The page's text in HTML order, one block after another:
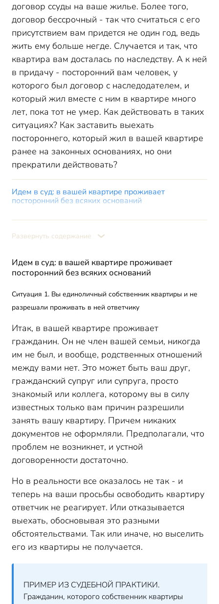
договор ссуды на ваше жилье. Более того,
договор бессрочный - так что считаться с его
присутствием вам придется не один год, ведь
жить ему больше негде. Случается и так, что
квартира вам досталась по наследству. А к ней
в придачу - посторонний вам человек, у
которого был договор с наследодателем, и
который жил вместе с ним в квартире много
лет, пока тот не умер. Как действовать в таких
ситуациях? Как заставить выехать
постороннего, который жил в вашей квартире
ранее на законных основаниях, но они
прекратили действовать?
Идем в суд: в вашей квартире проживает
посторонний без всяких оснований
разрешали проживать в ней ответчику
Ситуация 2. Вы долевой собственник квартиры и не
Идем в суд: в вашей квартире проживает
посторонний по договору, который вы расторгли или
срок которого истек
Ситуация 1. Договор, по которому у вас в квартире
живет ответчик, заключили с ним вы
Ситуация 2. Договор, по которому у вас в квартире
квартиры
Каковы шансы выиграть в суде
Какие нюансы учесть при подаче иска
Нюанс 1. Правильно формулируйте исковые требования
Нюанс 2. Если вы обращались в полицию и требовали
выселить ответчика из квартиры, укажите на это в иске
Нюанс 3. Если вы долевой собственник квартиры, в
которой посторонний проживает без оснований, и не
имеете в собственности другого жилья, укажите в иске на
это обстоятельство
Нюанс 4. Если вы в курсе, что ответчик, который живет у
это внимание
Нюанс 5. При составлении иска внимательно прочитайте
договор ссуды, по которому ответчик живет в вашей
квартире, и убедитесь, что имеете право расторгнуть его
Как повысить шансы на выигрыш в суде
Какие “подводные камни” есть?
Когда суд может отказать в иске
В какой суд обращаться с иском
Развернуть содержание
Идем в суд: в вашей квартире проживает
посторонний без всяких оснований
Ситуация 1. Вы единоличный собственник квартиры и не
разрешали проживать в ней ответчику
Итак, в вашей квартире проживает
гражданин. Он не член вашей семьи, никогда
им не был, и вообще, родственных отношений
между вами нет. Это может быть ваш друг,
гражданский супруг или супруга, просто
знакомый или коллега, которому вы в силу
известных только вам причин разрешили
занять вашу квартиру. Причем никаких
документов не оформляли. Предполагали, что
проблем не возникнет, и устной
договоренности достаточно.
Но в реальности все оказалось не так - и
теперь на ваши просьбы освободить квартиру
ответчик не реагирует. Или отказывается
выехать, обосновывая это разными
обстоятельствами. Так или иначе, но выселить
его из квартиры не получается.
ПРИМЕР ИЗ СУДЕБНОЙ ПРАКТИКИ.
Гражданин, которого собственник квартиры